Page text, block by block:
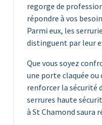
regorge de
répondre à vos
Parmi eux, les
distinguent par leur
Que vous soyez
une porte claquée ou
renforcer la sécurité
serrures haute
à St Chamond saura